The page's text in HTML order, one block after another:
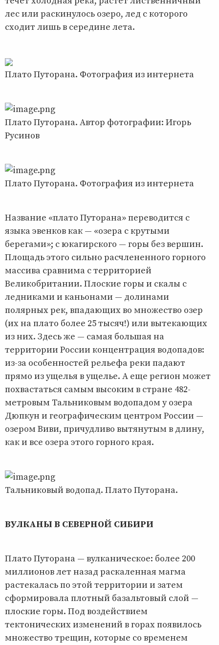
лес или раскинулось озеро, лед с которого
сходит лишь в середине лета.
Плато Путорана. Фотография из интернета
Плато Путорана. Автор фотографии: Игорь
Русинов
Плато Путорана. Фотография из интернета
Название «плато Путорана» переводится с
языка эвенков как — «озера с крутыми
берегами»; с юкагирского — горы без вершин.
Площадь этого сильно расчлененного горного
массива сравнима с территорией
Великобритании. Плоские горы и скалы с
ледниками и каньонами — долинами
полярных рек, впадающих во множество озер
(их на плато более 25 тысяч!) или вытекающих
из них. Здесь же — самая большая на
территории России концентрация водопадов:
из-за особенностей рельефа реки падают
прямо из ущелья в ущелье. А еще регион может
похвастаться самым высоким в стране 482-
метровым Тальниковым водопадом у озера
Дюпкун и географическим центром России —
озером Виви, причудливо вытянутым в длину,
как и все озера этого горного края.
Тальниковый водопад. Плато Путорана.
ВУЛКАНЫ В СЕВЕРНОЙ СИБИРИ
Плато Путорана — вулканическое: более 200
миллионов лет назад раскаленная магма
растекалась по этой территории и затем
сформировала плотный базальтовый слой —
плоские горы. Под воздействием
тектонических изменений в горах появилось
множество трещин, которые со временем